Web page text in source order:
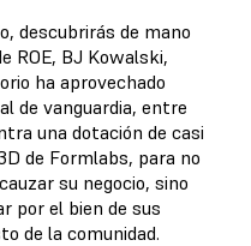
descubrirás de mano
ROE, BJ Kowalski,
ha aprovechado
de vanguardia, entre
una dotación de casi
de Formlabs, para no
su negocio, sino
por el bien de sus
de la comunidad.